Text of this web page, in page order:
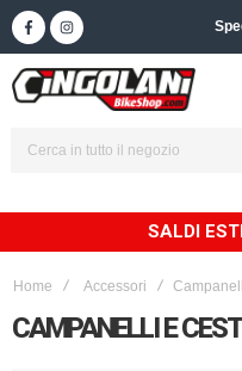
SALDI
Home Accessori
CAMPANELLI E